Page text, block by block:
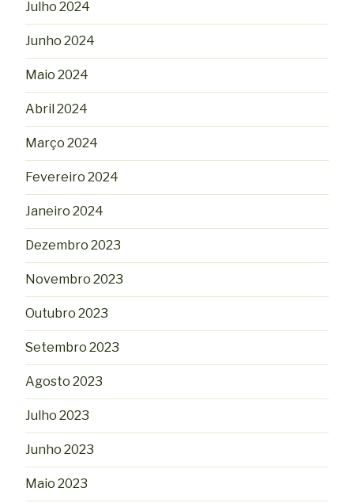
Julho 2024
Junho 2024
Maio 2024
Abril 2024
Março 2024
Fevereiro 2024
Janeiro 2024
Dezembro 2023
Novembro 2023
Outubro 2023
Setembro 2023
Agosto 2023
Julho 2023
Junho 2023
Maio 2023